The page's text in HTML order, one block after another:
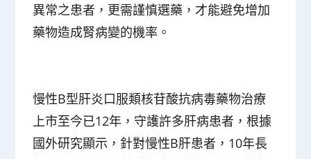
異常之患者，更需謹慎選藥，才能避免增加
藥物造成腎病變的機率。
慢性B型肝炎口服類核苷酸抗病毒藥物治療
上市至今已12年，守護許多肝病患者，根據
國外研究顯示，針對慢性B肝患者，10年長